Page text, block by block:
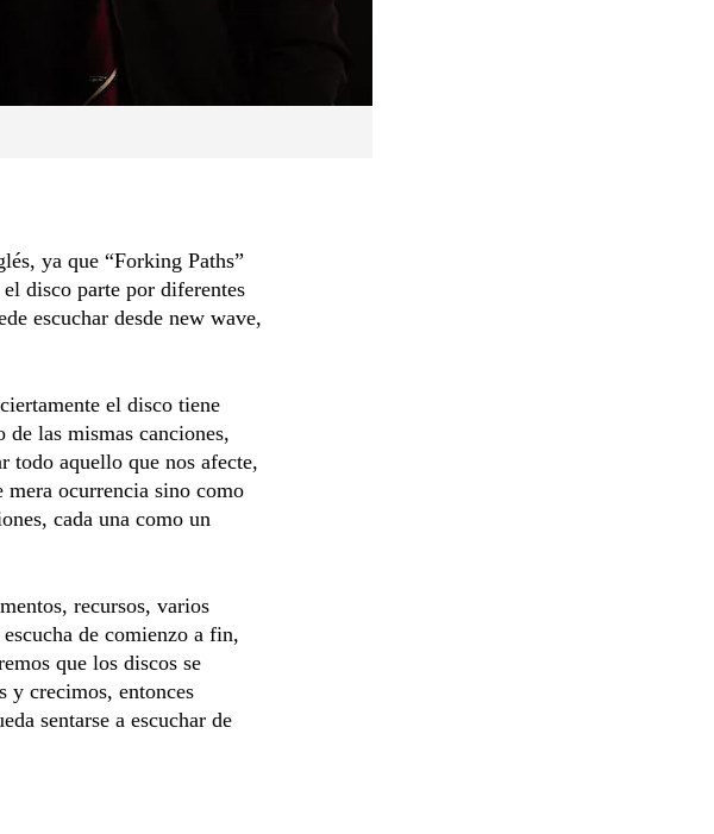
ya que “Forking Paths”
disco parte por diferentes
escuchar desde new wave,
el disco tiene
las mismas canciones,
todo aquello que nos afecte,
mera ocurrencia sino como
cada una como un
recursos, varios
de comienzo a fin,
que los discos se
y crecimos, entonces
sentarse a escuchar de